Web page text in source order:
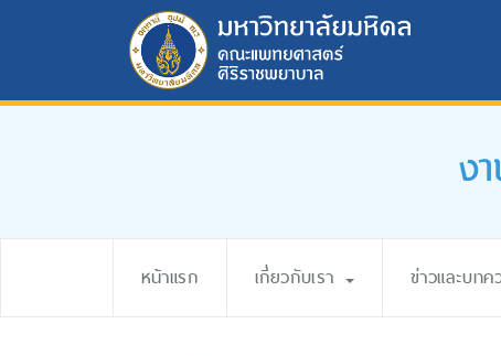
ง
หน้าแรก เกี่ยวกับเรา ข่าวและบทค